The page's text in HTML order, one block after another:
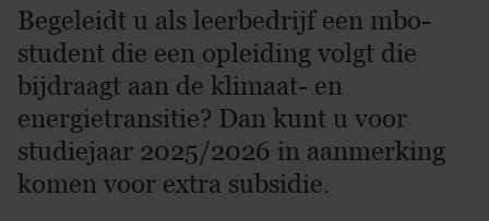
Begeleidt u als leerbedrijf een mbo-
student die een opleiding volgt die
bijdraagt aan de klimaat- en
energietransitie? Dan kunt u voor
studiejaar 2025/2026 in aanmerking
komen voor extra subsidie.